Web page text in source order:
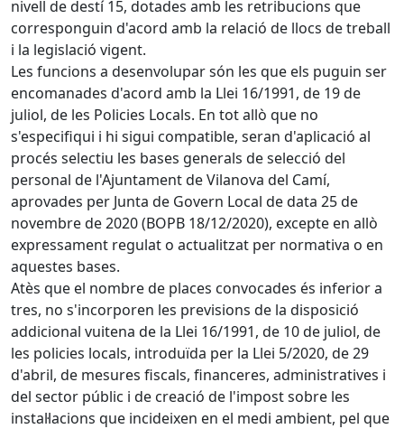
nivell de destí 15, dotades amb les retribucions que
corresponguin d'acord amb la relació de llocs de treball
i la legislació vigent.
Les funcions a desenvolupar són les que els puguin ser
encomanades d'acord amb la Llei 16/1991, de 19 de
juliol, de les Policies Locals. En tot allò que no
s'especifiqui i hi sigui compatible, seran d'aplicació al
procés selectiu les bases generals de selecció del
personal de l'Ajuntament de Vilanova del Camí,
aprovades per Junta de Govern Local de data 25 de
novembre de 2020 (BOPB 18/12/2020), excepte en allò
expressament regulat o actualitzat per normativa o en
aquestes bases.
Atès que el nombre de places convocades és inferior a
tres, no s'incorporen les previsions de la disposició
addicional vuitena de la Llei 16/1991, de 10 de juliol, de
les policies locals, introduïda per la Llei 5/2020, de 29
d'abril, de mesures fiscals, financeres, administratives i
del sector públic i de creació de l'impost sobre les
instal·lacions que incideixen en el medi ambient, pel que